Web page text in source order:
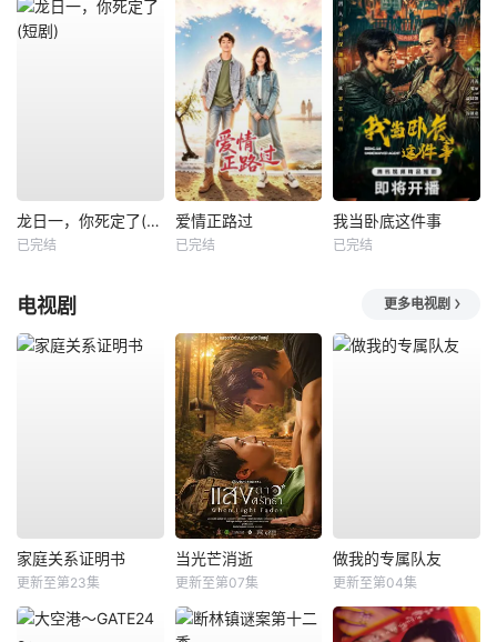
龙日一，你死定了(短剧)
已完结
爱情正路过
已完结
我当卧底这件事
已完结
电视剧 更多电视剧
家庭关系证明书
更新至第23集
当光芒消逝
更新至第07集
做我的专属队友
更新至第04集